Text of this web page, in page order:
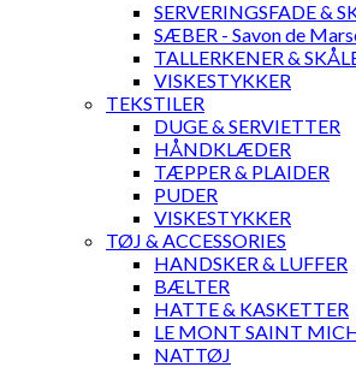
SERVERINGSFADE &
SÆBER - Savon de
TALLERKENER &
VISKESTYKKER
TEKSTILER
DUGE & SERVIETTER
HÅNDKLÆDER
TÆPPER & PLAIDER
PUDER
VISKESTYKKER
TØJ & ACCESSORIES
HANDSKER & LUFFER
BÆLTER
HATTE & KASKETTER
LE MONT SAINT
NATTØJ